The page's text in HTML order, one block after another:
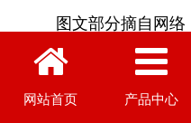
图文部分摘自网
网站首页 产品中心